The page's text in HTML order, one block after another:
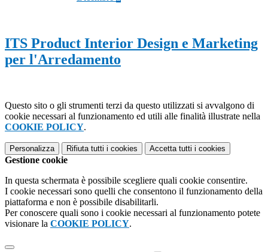
ITS Product Interior Design e Marketing
per l'Arredamento
Questo sito o gli strumenti terzi da questo utilizzati si avvalgono di
cookie necessari al funzionamento ed utili alle finalità illustrate nella
COOKIE POLICY.
Personalizza Rifiuta tutti i cookies Accetta tutti i cookies
Gestione cookie
In questa schermata è possibile scegliere quali cookie consentire.
I cookie necessari sono quelli che consentono il funzionamento della
piattaforma e non è possibile disabilitarli.
Per conoscere quali sono i cookie necessari al funzionamento potete
visionare la COOKIE POLICY.